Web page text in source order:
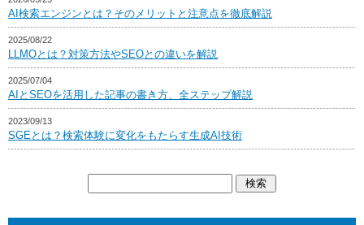
AI検索エンジンとは？そのメリットと注意点を徹底解説
2025/08/22
LLMOとは？対策方法やSEOとの違いを解説
2025/07/04
AIとSEOを活用した記事の書き方、全ステップ解説
2023/09/13
SGEとは？検索体験に変化をもたらす生成AI技術